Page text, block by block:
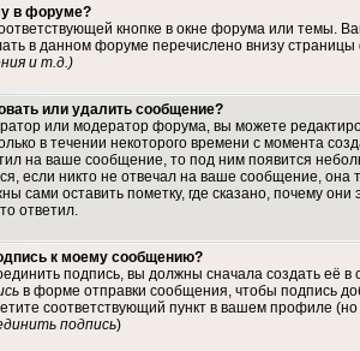
в форуме?
кнопке в окне форума или темы.
в данном форуме перечислено внизу
и т.д.)
или удалить сообщение?
или модератор форума, вы можете
в течении некоторого времени с момента
на ваше сообщение, то под ним появится
если никто не отвечал на ваше сообщение,
сами оставить пометку, где сказано, почему
ответил.
к моему сообщению?
подпись, вы должны сначала создать её
в форме отправки сообщения, чтобы подпись
соответствующий пункт в вашем профиле
подпись)